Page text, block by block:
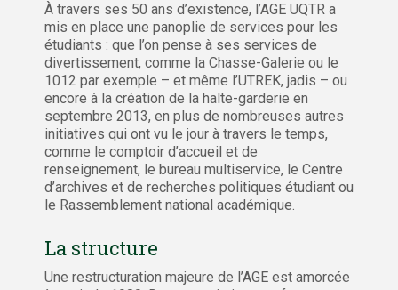
À travers ses 50 ans d’existence, l’AGE UQTR a
mis en place une panoplie de services pour les
étudiants : que l’on pense à ses services de
divertissement, comme la Chasse-Galerie ou le
1012 par exemple – et même l’UTREK, jadis – ou
encore à la création de la halte-garderie en
septembre 2013, en plus de nombreuses autres
initiatives qui ont vu le jour à travers le temps,
comme le comptoir d’accueil et de
renseignement, le bureau multiservice, le Centre
d’archives et de recherches politiques étudiant ou
le Rassemblement national académique.
La structure
Une restructuration majeure de l’AGE est amorcée